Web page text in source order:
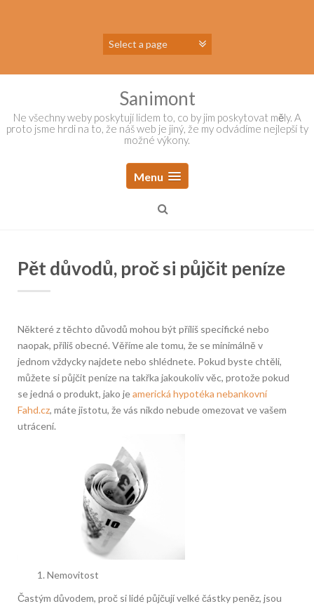
Sanimont
Ne všechny weby poskytují lidem to, co by jim poskytovat měly. A
proto jsme hrdi na to, že náš web je jiný, že my odvádíme nejlepší ty
možné výkony.
Menu
Pět důvodů, proč si půjčit peníze
Některé z těchto důvodů mohou být příliš specifické nebo
naopak, příliš obecné. Věříme ale tomu, že se minimálně v
jednom vždycky najdete nebo shlédnete. Pokud byste chtěli,
můžete si půjčit peníze na takřka jakoukoliv věc, protože pokud
se jedná o produkt, jako jeamerická hypotéka nebankovní
Fahd.cz, máte jistotu, že vás nikdo nebude omezovat ve vašem
utrácení.
Nemovitost
Častým důvodem, proč si lidé půjčují velké částky peněz, jsou